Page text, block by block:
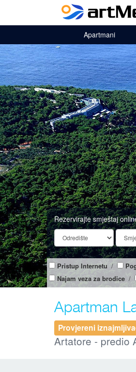
Apartmani
Rezervirajte smještaj
Pristup Internetu /
Najam veza za brodice /
Apartman
Provjereni
Artatore - predio